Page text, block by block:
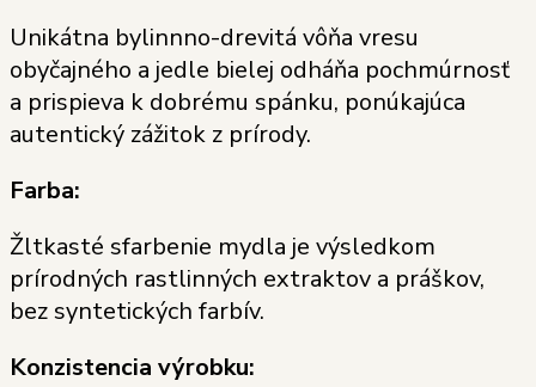
Unikátna bylinnno-drevitá vôňa vresu
obyčajného a jedle bielej odháňa pochmúrnosť
a prispieva k dobrému spánku, ponúkajúca
autentický zážitok z prírody.
Farba:
Žltkasté sfarbenie mydla je výsledkom
prírodných rastlinných extraktov a práškov,
bez syntetických farbív.
Konzistencia výrobku: